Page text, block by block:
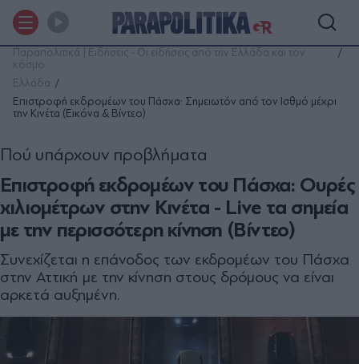
Παραπολιτικά | Ειδήσεις - Οι ειδήσεις από την Ελλάδα και τον
κόσμο
Ελλάδα
Επιστροφή εκδρομέων του Πάσχα: Σημειωτόν από τον Ισθμό μέχρι
την Κινέτα (Εικόνα & Βίντεο)
Επιστροφή εκδρομέων του Πάσχα: Ουρές
χιλιομέτρων στην Κινέτα - Live τα σημεία
με την περισσότερη κίνηση (Βίντεο)
Πού υπάρχουν προβλήματα
Συνεχίζεται η επάνοδος των εκδρομέων του Πάσχα
στην Αττική με την κίνηση στους δρόμους να είναι
αρκετά αυξημένη.